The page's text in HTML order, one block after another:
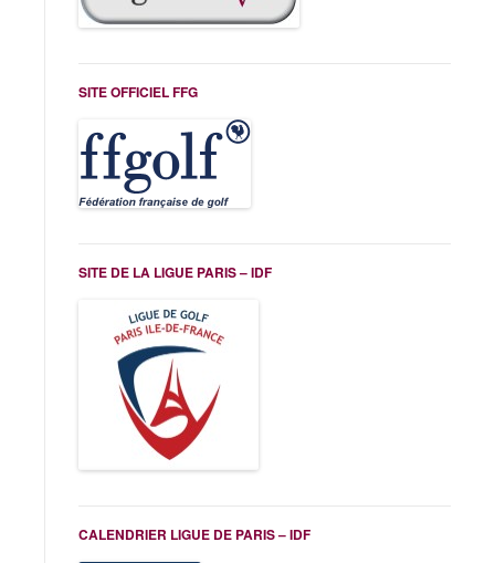
SITE OFFICIEL FFG
SITE DE LA LIGUE PARIS – IDF
CALENDRIER LIGUE DE PARIS – IDF